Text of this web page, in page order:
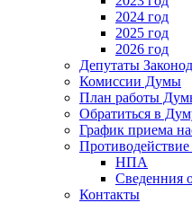
2024 год
2025 год
2026 год
Депутаты
Комиссии Думы
План работы
Обратиться в
График приема
НПА
Сведенния
Контакты